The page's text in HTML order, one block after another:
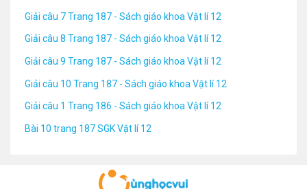
Giải câu 7 Trang 187 - Sách giáo khoa Vật lí 12
Giải câu 8 Trang 187 - Sách giáo khoa Vật lí 12
Giải câu 9 Trang 187 - Sách giáo khoa Vật lí 12
Giải câu 10 Trang 187 - Sách giáo khoa Vật lí 12
Giải câu 1 Trang 186 - Sách giáo khoa Vật lí 12
Bài 10 trang 187 SGK Vật lí 12